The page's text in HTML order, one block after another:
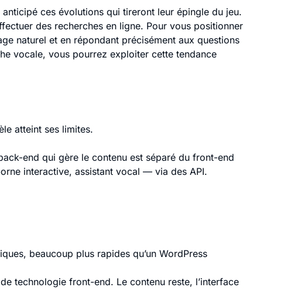
ces évolutions qui tireront leur épingle du jeu.
des recherches en ligne. Pour vous positionner
naturel et en répondant précisément aux questions
vocale, vous pourrez exploiter cette tendance
atteint ses limites.
end qui gère le contenu est séparé du front-end
interactive, assistant vocal — via des API.
beaucoup plus rapides qu’un WordPress
technologie front-end. Le contenu reste, l’interface